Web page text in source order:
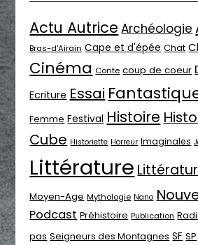
Actu Autrice Archéologie
Bras-d'Airain Cape et d'épée Chat
Cinéma Conte coup de coeur
Ecriture Essai
Femme Festival Histoire
Cube Historiette Horreur Imaginales
Littérature
Moyen-Age Mythologie Nano
Podcast Préhistoire Publication
pas Seigneurs des Montagnes SF SP